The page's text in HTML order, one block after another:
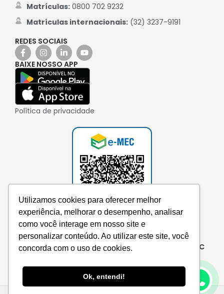
Utilizamos cookies para oferecer melhor
experiência, melhorar o desempenho, analisar
como você interage em nosso site e
personalizar conteúdo. Ao utilizar este site, você
concorda com o uso de cookies.
Ok, entendi!
Matrículas:0800 702 9232
Matrículas internacionais:(32) 3237-9191
REDES SOCIAIS
BAIXE NOSSO APP
Política de privacidade
Consulte aqui o cadastro da instituição no e-MEC